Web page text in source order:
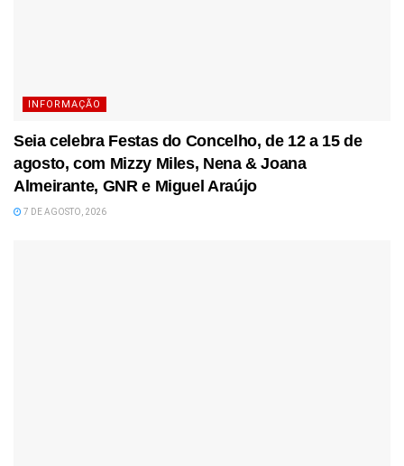
INFORMAÇÃO
Seia celebra Festas do Concelho, de 12 a 15 de
agosto, com Mizzy Miles, Nena & Joana
Almeirante, GNR e Miguel Araújo
7 DE AGOSTO, 2026